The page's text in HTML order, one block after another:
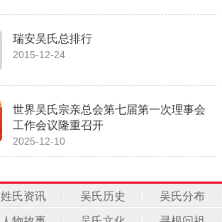
瑞安吴氏总排行
2015-12-24
世界吴氏宗亲总会第七届第一次理事会
工作会议隆重召开
2025-12-10
姓氏资讯 吴氏历史 吴氏分布